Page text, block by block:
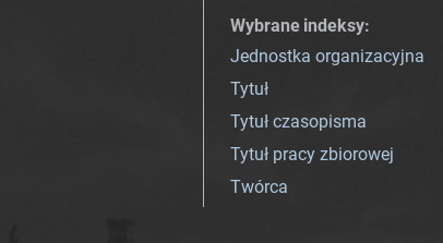
Wybrane indeksy:
Jednostka organizacyjna
Tytuł
Tytuł czasopisma
Tytuł pracy zbiorowej
Twórca